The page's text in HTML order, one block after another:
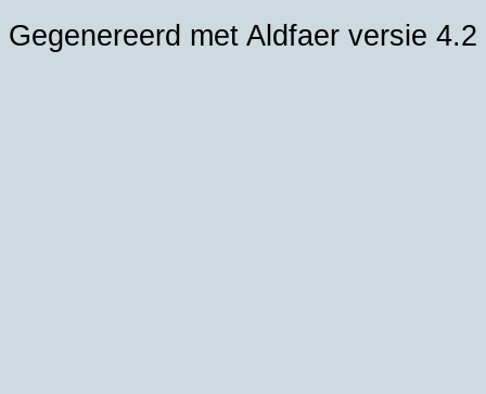
Gegenereerd met Aldfaer versie